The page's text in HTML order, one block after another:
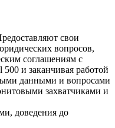
свои
вопросов,
соглашениям с
и заканчивая работой
данными и вопросами
захватчиками и
доведения до